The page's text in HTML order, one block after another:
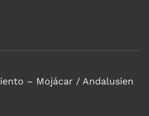
– Mojácar / Andalusien